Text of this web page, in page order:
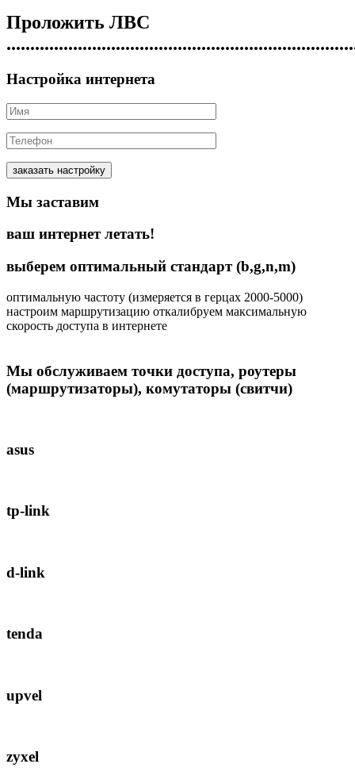
Проложить ЛВС
Настройка интернета
заказать настройку
Мы заставим
ваш интернет летать!
выберем оптимальный стандарт (b,g,n,m)
оптимальную частоту (измеряется в герцах 2000-5000)
настроим маршрутизацию откалибруем максимальную
скорость доступа в интернете
Мы обслуживаем точки доступа, роутеры
(маршрутизаторы), комутаторы (свитчи)
asus
tp-link
d-link
tenda
upvel
zyxel